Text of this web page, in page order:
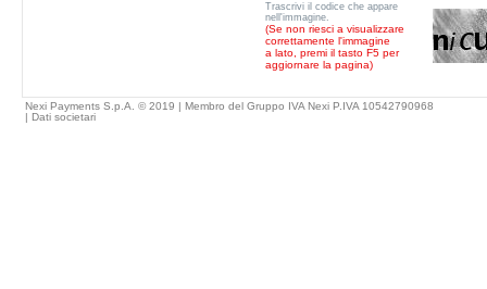
Trascrivi il codice che appare
nell'immagine.
(Se non riesci a visualizzare
correttamente l'immagine
a lato, premi il tasto F5 per
aggiornare la pagina)
Nexi Payments S.p.A. © 2019 | Membro del Gruppo IVA Nexi P.IVA 10542790968
| Dati societari